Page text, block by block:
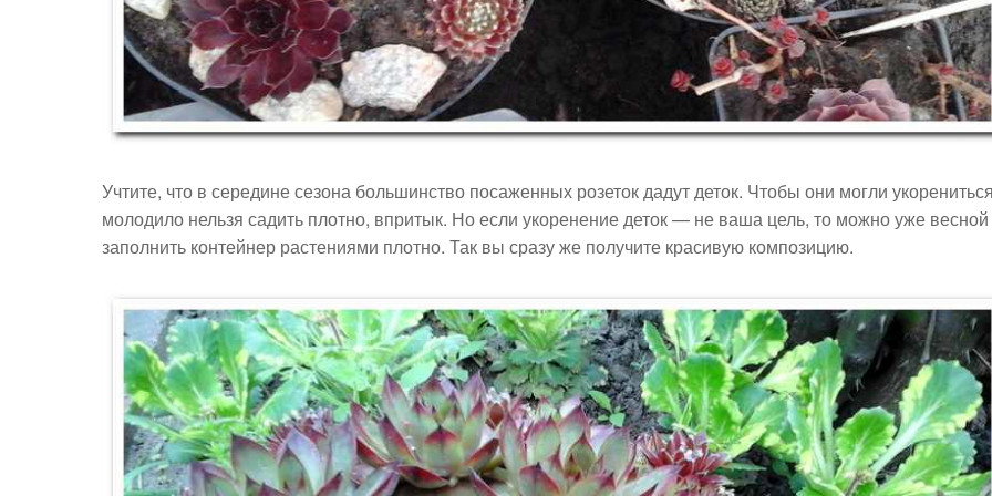
Учтите, что в середине сезона большинство посаженных розеток дадут деток. Чтобы они могли
молодило нельзя садить плотно, впритык. Но если укоренение деток — не ваша цель, то можно уже весной
заполнить контейнер растениями плотно. Так вы сразу же получите красивую композицию.